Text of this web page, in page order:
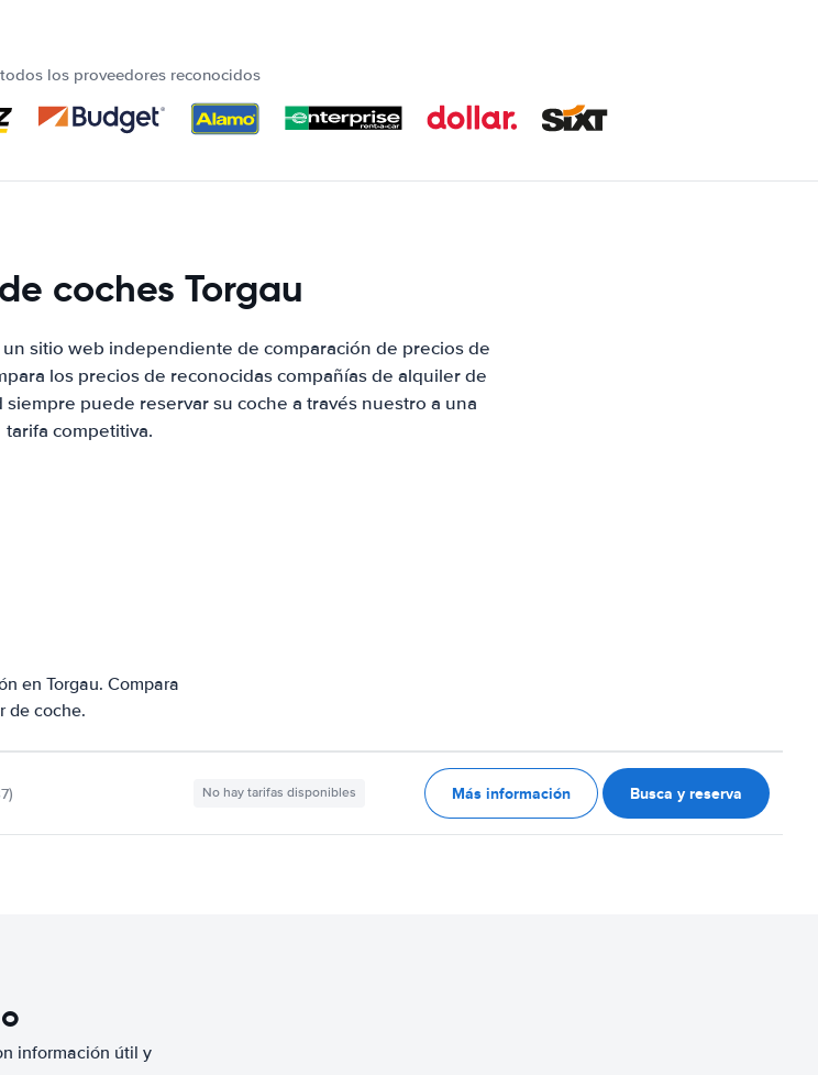
los proveedores reconocidos
coches Torgau
sitio web independiente de comparación de precios de
los precios de reconocidas compañías de alquiler de
puede reservar su coche a través nuestro a una
tarifa competitiva.
en Torgau. Compara
de coche.
No hay tarifas disponibles Más información Busca y reserva
información útil y